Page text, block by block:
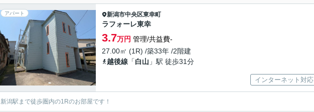
アパート 新潟市中央区東幸町
ラフォーレ東幸
3.7万円 管理/共益費-
27.00㎡ (1R) /築33年 /2階建
越後線 「白山 」駅 徒歩31分
インターネット対応
新潟駅まで徒歩圏内の1Rのお部屋です！